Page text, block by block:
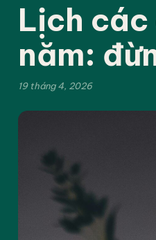
Lịch
năm:
19 tháng 4, 2026